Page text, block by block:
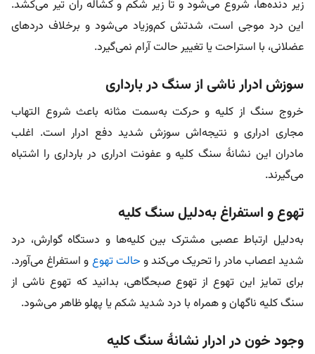
زیر دنده‌ها، شروع می‌شود و تا زیر شکم و کشاله ران تیر می‌کشد.
این درد موجی است، شدتش کم‌و‌زیاد می‌شود و برخلاف دردهای
عضلانی، با استراحت یا تغییر حالت آرام نمی‌گیرد.
سوزش ادرار ناشی از سنگ در بارداری
خروج سنگ از کلیه و حرکت به‌سمت مثانه باعث شروع التهاب
مجاری ادراری و نتیجه‌اش سوزش شدید دفع ادرار است. اغلب
مادران این نشانۀ سنگ کلیه و عفونت ادراری در بارداری را اشتباه
می‌گیرند.
تهوع و استفراغ به‌دلیل سنگ کلیه
به‌دلیل ارتباط عصبی مشترک بین کلیه‌ها و دستگاه گوارش، درد
شدید اعصاب مادر را تحریک می‌کند و حالت تهوع و استفراغ می‌آورد.
برای تمایز این تهوع از تهوع صبحگاهی، بدانید که تهوع ناشی از
سنگ کلیه ناگهان و همراه با درد شدید شکم یا پهلو ظاهر می‌شود.
وجود خون در ادرار نشانۀ سنگ کلیه